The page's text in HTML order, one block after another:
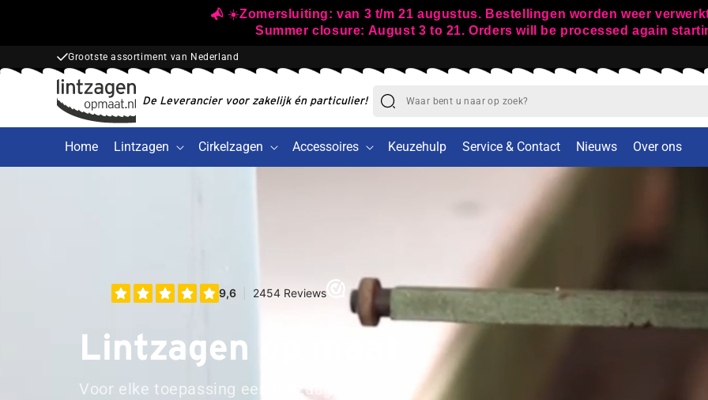
☀️Zomersluiting: van 3 t/m 21 augustus. Bestellingen worden weer
Summer closure: August 3 to 21. Orders will be processed again
Direct leverbaar uit eigen voorraad
De Leverancier voor zakelijk én particulier!
Home Lintzagen Cirkelzagen Accessoires Keuzehulp Service & Contact Nieuws Over ons
Lintzagen op maat
Voor elke toepassing een lintzaag